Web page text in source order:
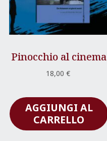
Pinocchio al cinema
18,00€
AGGIUNGI AL
CARRELLO